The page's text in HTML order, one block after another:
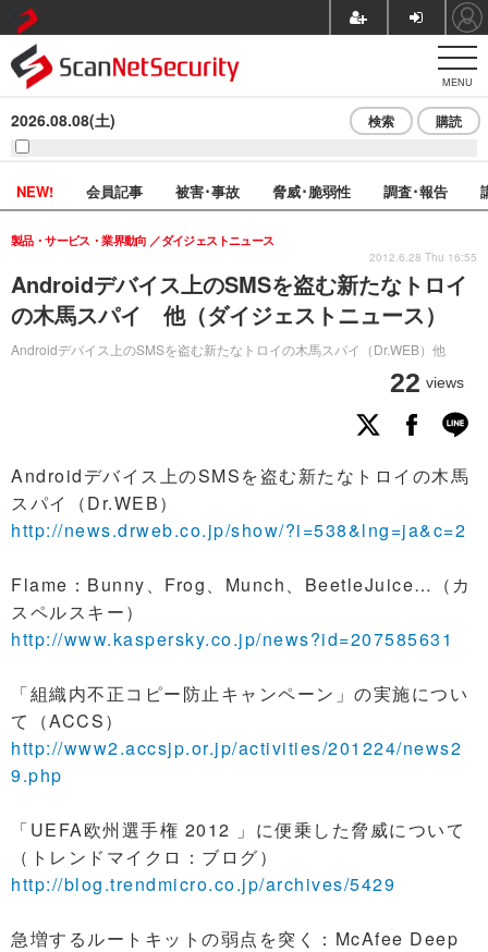
MENU
2026.08.08(土) 検索 購読
NEW! 会員記事 被害･事故 脅威･脆弱性 調査･報告
Androidデバイス上のSMSを盗む新たなトロイ
の木馬スパイ 他（ダイジェストニュース）
Androidデバイス上のSMSを盗む新たなトロイの木馬スパイ（Dr.WEB）他
製品・サービス・業界動向 ダイジェストニュース
22 views
2012.6.28 Thu 16:55
Androidデバイス上のSMSを盗む新たなトロイの木馬
スパイ（Dr.WEB）
http://news.drweb.co.jp/show/?i=538&lng=ja&c=2
Flame：Bunny、Frog、Munch、BeetleJuice…（カ
スペルスキー）
http://www.kaspersky.co.jp/news?id=207585631
「組織内不正コピー防止キャンペーン」の実施につい
て（ACCS）
http://www2.accsjp.or.jp/activities/201224/news2
9.php
「UEFA欧州選手権 2012 」に便乗した脅威について
（トレンドマイクロ：ブログ）
http://blog.trendmicro.co.jp/archives/5429
急増するルートキットの弱点を突く：McAfee Deep